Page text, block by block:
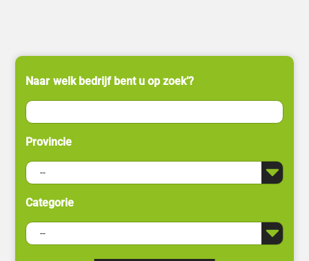
Naar welk bedrijf bent u op zoek’?
Provincie
Categorie